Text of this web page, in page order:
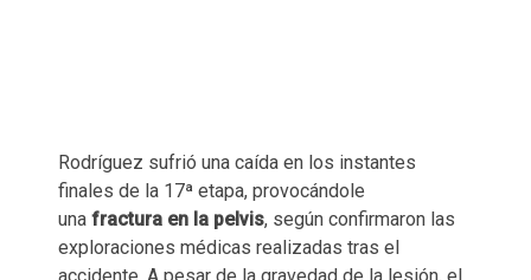
Rodríguez sufrió una caída en los instantes
finales de la 17ª etapa, provocándole
una fractura en la pelvis, según confirmaron las
exploraciones médicas realizadas tras el